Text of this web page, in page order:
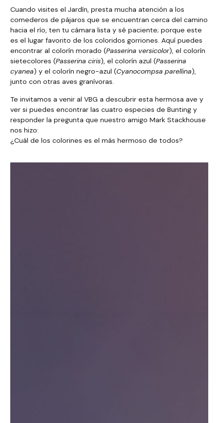
Cuando visites el Jardín, presta mucha atención a los
comederos de pájaros que se encuentran cerca del camino
hacia el río, ten tu cámara lista y sé paciente; porque este
es el lugar favorito de los coloridos gorriones. Aquí puedes
encontrar al colorín morado (Passerina versicolor), el colorín
sietecolores (Passerina ciris), el colorín azul (Passerina
cyanea) y el colorín negro-azul (Cyanocompsa parellina),
junto con otras aves granívoras.
Te invitamos a venir al VBG a descubrir esta hermosa ave y
ver si puedes encontrar las cuatro especies de Bunting y
responder la pregunta que nuestro amigo Mark Stackhouse
nos hizo:
¿Cuál de los colorines es el más hermoso de todos?